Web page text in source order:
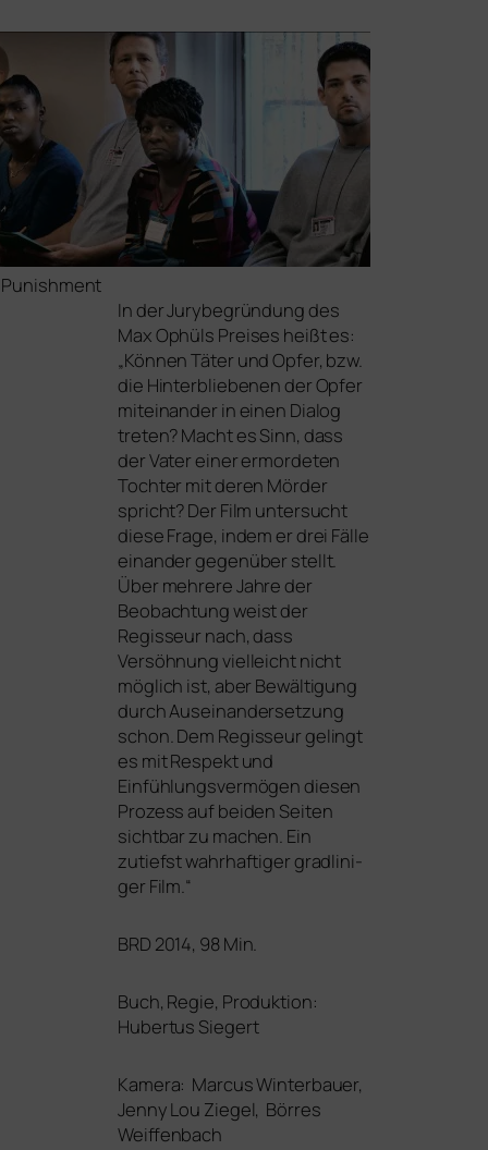
In der Jurybegründung des
Max Ophüls Preises heißt es:
„Können Täter und Opfer, bzw.
die Hinterbliebenen der Opfer
mit­ein­an­der in einen Dialog
tre­ten? Macht es Sinn, dass
der Vater einer ermor­de­ten
Tochter mit deren Mörder
spricht? Der Film unter­sucht
die­se Frage, indem er drei Fälle
ein­an­der gegen­über stellt.
Über meh­re­re Jahre der
Beobachtung weist der
Regisseur nach, dass
Versöhnung viel­leicht nicht
mög­lich ist, aber Bewältigung
durch Auseinandersetzung
schon. Dem Regisseur gelingt
es mit Respekt und
Einfühlungsvermögen die­sen
Prozess auf bei­den Seiten
sicht­bar zu machen. Ein
zutiefst wahr­haf­ti­ger grad­li­ni­
ger Film.“
BRD 2014, 98 Min.
Buch, Regie, Produktion:
Hubertus Siegert
Kamera: Marcus Winterbauer,
Jenny Lou Ziegel, Börres
Weiffenbach